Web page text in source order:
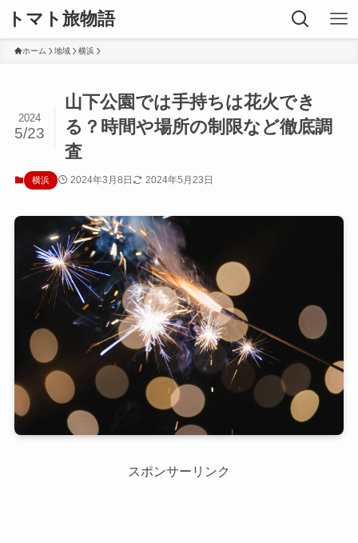
トマト旅物語
ホーム 地域 横浜
山下公園では手持ちは花火でき
る？時間や場所の制限など徹底調
査
2024
5/23
横浜 2024年3月8日 2024年5月23日
スポンサーリンク